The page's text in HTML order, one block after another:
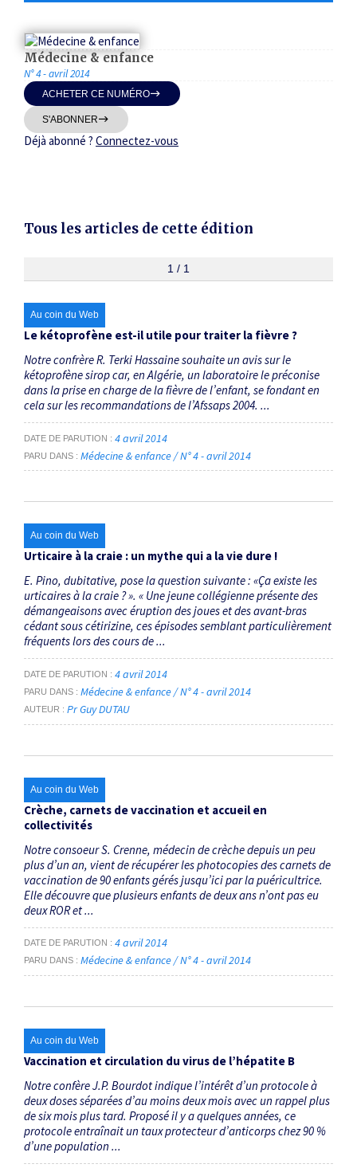
Publication
Thématiques
Dates
au
RECHERCHER
Médecine & enfance
N° 4 - avril 2014
ACHETER CE NUMÉRO
S'ABONNER
Déjà abonné ? Connectez-vous
Tous les articles de cette édition
1 / 1
Au coin du Web
Le kétoprofène est-il utile pour traiter la fièvre ?
Notre confrère R. Terki Hassaine souhaite un avis sur le
kétoprofène sirop car, en Algérie, un laboratoire le préconise
dans la prise en charge de la fièvre de l’enfant, se fondant en
cela sur les recommandations de l’Afssaps 2004. ...
DATE DE PARUTION 4 avril 2014
PARU DANS Médecine & enfance / N° 4 - avril 2014
Au coin du Web
Urticaire à la craie : un mythe qui a la vie dure !
E. Pino, dubitative, pose la question suivante : «Ça existe les
urticaires à la craie ? ». « Une jeune collégienne présente des
démangeaisons avec éruption des joues et des avant-bras
cédant sous cétirizine, ces épisodes semblant particulièrement
fréquents lors des cours de ...
DATE DE PARUTION 4 avril 2014
PARU DANS Médecine & enfance / N° 4 - avril 2014
AUTEUR Pr Guy DUTAU
Au coin du Web
Crèche, carnets de vaccination et accueil en
collectivités
Notre consoeur S. Crenne, médecin de crèche depuis un peu
plus d’un an, vient de récupérer les photocopies des carnets de
vaccination de 90 enfants gérés jusqu’ici par la puéricultrice.
Elle découvre que plusieurs enfants de deux ans n’ont pas eu
deux ROR et ...
DATE DE PARUTION 4 avril 2014
PARU DANS Médecine & enfance / N° 4 - avril 2014
Au coin du Web
Vaccination et circulation du virus de l’hépatite B
Notre confère J.P. Bourdot indique l’intérêt d’un protocole à
deux doses séparées d’au moins deux mois avec un rappel plus
de six mois plus tard. Proposé il y a quelques années, ce
protocole entraînait un taux protecteur d’anticorps chez 90 %
d’une population ...